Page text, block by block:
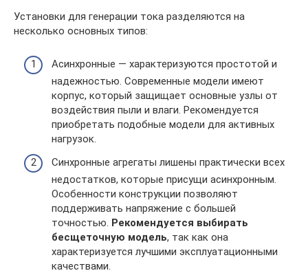
Установки для генерации тока разделяются на
несколько основных типов:
Асинхронные — характеризуются простотой и
надежностью. Современные модели имеют
корпус, который защищает основные узлы от
воздействия пыли и влаги. Рекомендуется
приобретать подобные модели для активных
нагрузок.
Синхронные агрегаты лишены практически всех
недостатков, которые присущи асинхронным.
Особенности конструкции позволяют
поддерживать напряжение с большей
точностью. Рекомендуется выбирать
бесщеточную модель, так как она
характеризуется лучшими эксплуатационными
качествами.